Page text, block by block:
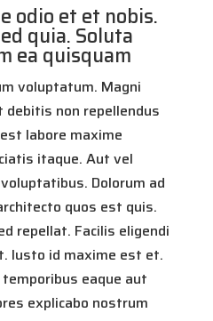
odio et et nobis.
quia. Soluta
ea quisquam
voluptatum. Magni
non repellendus
labore maxime
itaque. Aut vel
Dolorum ad
quos est quis.
repellat. Facilis eligendi
Iusto id maxime est et.
eaque aut
explicabo nostrum